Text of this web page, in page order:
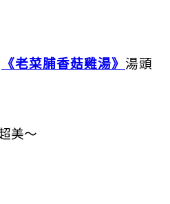
《老菜脯香菇雞湯》 湯頭
美～